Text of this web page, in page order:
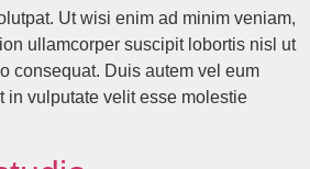
Ut wisi enim ad minim veniam,
ullamcorper suscipit lobortis nisl ut
consequat. Duis autem vel eum
in vulputate velit esse molestie